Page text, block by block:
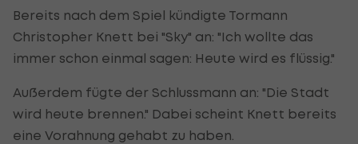
Bereits nach dem Spiel kündigte Tormann
Christopher Knett bei "Sky" an: "Ich wollte das
immer schon einmal sagen: Heute wird es flüssig."
Außerdem fügte der Schlussmann an: "Die Stadt
wird heute brennen." Dabei scheint Knett bereits
eine Vorahnung gehabt zu haben.